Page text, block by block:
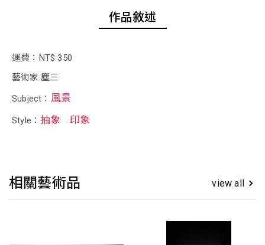
作品敘述
運費：NT$ 350
藝術家:塵三
Subject： 風景
Style：抽象 印象
相關藝術品 view all